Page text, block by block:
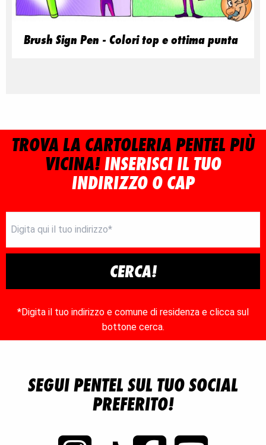
Brush Sign Pen - Colori top e ottima punta
TROVA LA CARTOLERIA PENTEL PIÙ
VICINA!INSERISCI IL TUO
INDIRIZZO O CAP
CERCA!
*Digita il tuo indirizzo e comune di residenza e clicca sul
bottone cerca.
SEGUI PENTEL SUL TUO SOCIAL
PREFERITO!